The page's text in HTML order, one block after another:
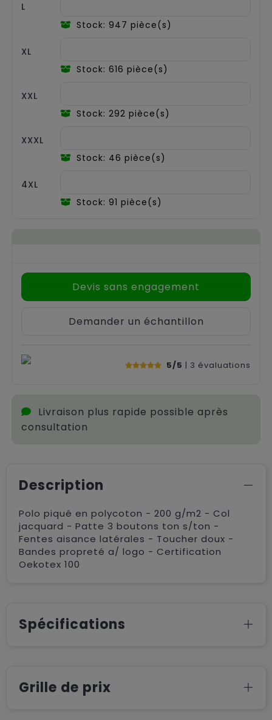
L
Stock: 947 pièce(s)
XL
Stock: 616 pièce(s)
XXL
Stock: 292 pièce(s)
XXXL
Stock: 46 pièce(s)
4XL
Stock: 91 pièce(s)
Devis sans engagement
Demander un échantillon
5/5 | 3 évaluations
Livraison plus rapide possible après
consultation
Description
Polo piqué en polycoton - 200 g/m2 - Col
jacquard - Patte 3 boutons ton s/ton -
Fentes aisance latérales - Toucher doux -
Bandes propreté a/ logo - Certification
Oekotex 100
Spécifications
Grille de prix